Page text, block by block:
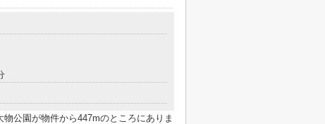
公園が物件から447mのところにありま